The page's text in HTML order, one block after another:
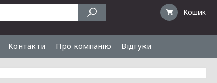
Кошик
Контакти Про компанію Відгуки